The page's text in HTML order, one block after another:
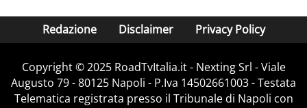
Redazione Disclaimer Privacy Policy
Copyright ©️ 2025 RoadTvItalia.it - Nexting Srl - Viale
Augusto 79 - 80125 Napoli - P.Iva 14502661003 - Testata
Telematica registrata presso il Tribunale di Napoli con